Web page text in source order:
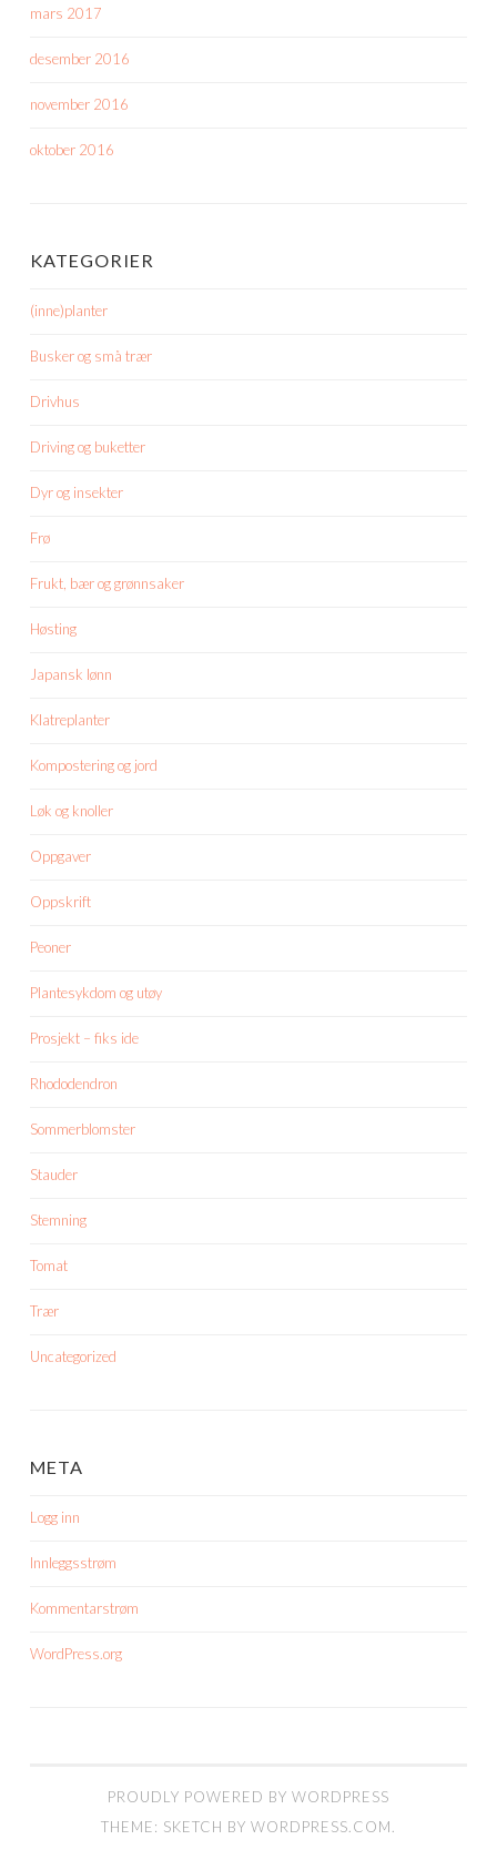
mars 2017
desember 2016
november 2016
oktober 2016
KATEGORIER
(inne)planter
Busker og små trær
Drivhus
Driving og buketter
Dyr og insekter
Frø
Frukt, bær og grønnsaker
Høsting
Japansk lønn
Klatreplanter
Kompostering og jord
Løk og knoller
Oppgaver
Oppskrift
Peoner
Plantesykdom og utøy
Prosjekt – fiks ide
Rhododendron
Sommerblomster
Stauder
Stemning
Tomat
Trær
Uncategorized
META
Logg inn
Innleggsstrøm
Kommentarstrøm
WordPress.org
PROUDLY POWERED BY WORDPRESS
THEME: SKETCH BY WORDPRESS.COM